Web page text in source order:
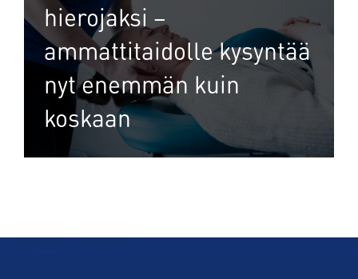
hierojaksi –
ammattitaidolle kysyntää
nyt enemmän kuin
koskaan